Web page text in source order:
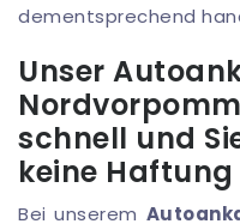
dementsprechend
Unser
schnell und
keine Haftung
Bei unserem